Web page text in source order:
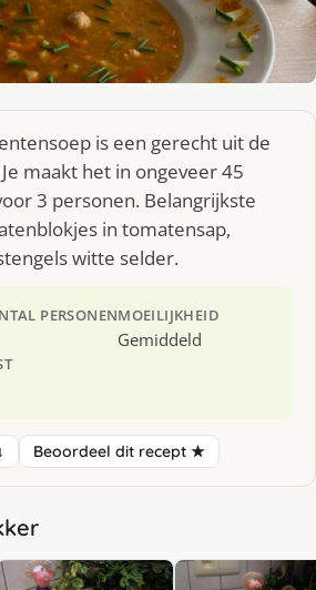
is een gerecht uit de
maakt het in ongeveer 45
3 personen. Belangrijkste
in tomatensap,
witte selder.
PERSONENMOEILIJKHEID
Gemiddeld
Beoordeel dit recept ★